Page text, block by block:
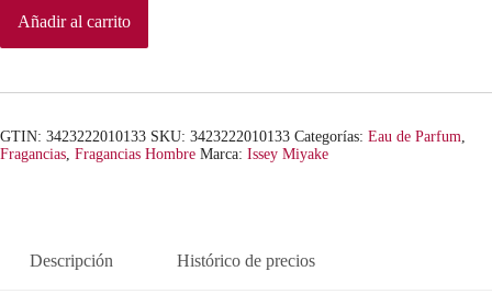
Añadir al carrito
GTIN: 3423222010133 SKU: 3423222010133 Categorías: Eau de Parfum
Fragancias Fragancias Hombre Marca: Issey Miyake
Descripción Histórico de precios